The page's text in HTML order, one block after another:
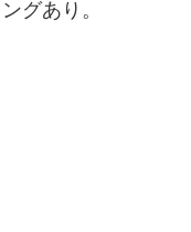
グあり。